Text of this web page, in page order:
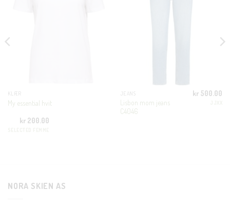
KLÆR
My essential hvit
kr200.00
JEANS
Lisbon mom jeans
C4046
kr 500.00
NORA SKIEN AS
CLOSE
KUNDEKLUBB